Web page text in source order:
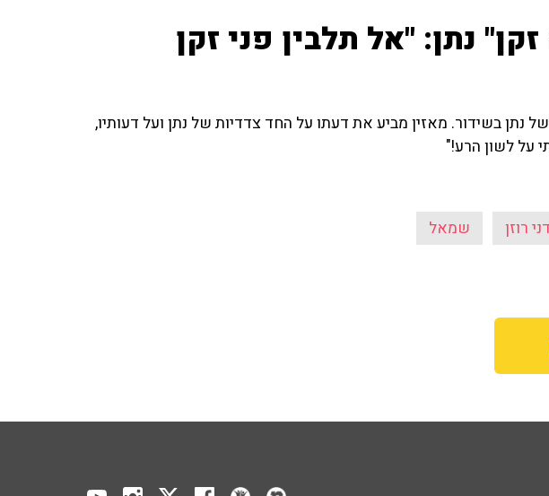
נתן: "אל תלבין פני זקן
נתן בשידור. מאזין מביע את דעתו על החד צדדיות של נתן ועל דעותיו,
על לשון הרע!"
דני רוזן שמאל